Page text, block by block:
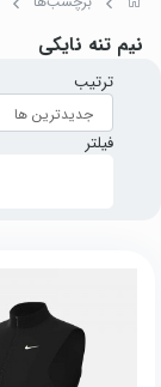
نیم تنه نایکی
ترتیب
فیلتر